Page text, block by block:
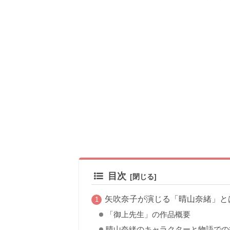
目次
矢吹奈子が演じる「晴山奈緒」と
「御上先生」の作品概要